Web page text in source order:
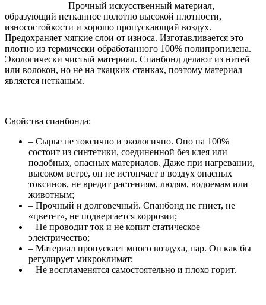
Прочный искусственный материал,
образующий нетканное полотно высокой плотности,
износостойкости и хорошо пропускающий воздух.
Предохраняет мягкие слои от износа. Изготавливается это
плотно из термически обработанного 100% полипропилена.
Экологически чистый материал. Спанбонд делают из нитей
или волокон, но не на ткацких станках, поэтому материал
является нетканым.
Свойства спанбонда:
– Сырье не токсично и экологично. Оно на 100%
состоит из синтетики, соединенной без клея или
подобных, опасных материалов. Даже при нагревании,
высоком ветре, он не истончает в воздух опасных
токсинов, не вредит растениям, людям, водоемам или
животным;
– Прочный и долговечный. Спанбонд не гниет, не
«цветет», не подвергается коррозии;
– Не проводит ток и не копит статическое
электричество;
– Материал пропускает много воздуха, пар. Он как бы
регулирует микроклимат;
– Не воспламенятся самостоятельно и плохо горит.